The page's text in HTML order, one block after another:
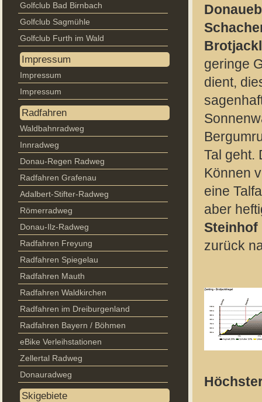
Golfclub Bad Birnbach
Golfclub Sagmühle
Golfclub Furth im Wald
Impressum
Impressum
Impressum
Radfahren
Waldbahnradweg
Innradweg
Donau-Regen Radweg
Radfahren Grafenau
Adalbert-Stifter-Radweg
Römerradweg
Donau-Ilz-Radweg
Radfahren Freyung
Radfahren Spiegelau
Radfahren Mauth
Radfahren Waldkirchen
Radfahren im Dreiburgenland
Radfahren Bayern / Böhmen
eBike Verleihstationen
Zellertal Radweg
Donauradweg
Skigebiete
geringe
dient,
Tal geht.
Können
eine
aber
Steinhof
zurück